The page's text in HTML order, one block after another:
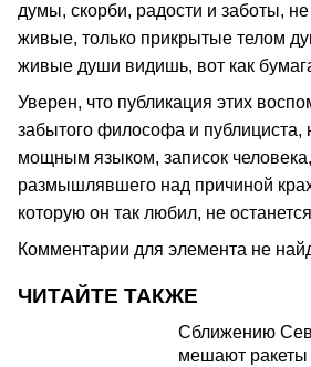
думы, скорби, радости и заботы,
живые, только прикрытые телом
живые души видишь, вот как
Уверен, что публикация этих
забытого философа и публициста,
мощным языком, записок
размышлявшего над причиной
которую он так любил, не
Комментарии для элемента не
ЧИТАЙТЕ ТАКЖЕ
Сближению
мешают ракеты